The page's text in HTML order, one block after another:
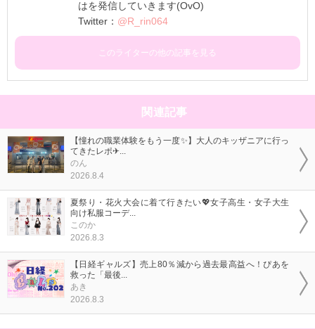
はを発信していきます(OvO)
Twitter： @R_rin064
このライターの他の記事を見る
関連記事
【憧れの職業体験をもう一度✨】大人のキッザニアに行っ
てきたレポ✈...
のん
2026.8.4
夏祭り・花火大会に着て行きたい💖女子高生・女子大生
向け私服コーデ...
このか
2026.8.3
【日経ギャルズ】売上80％減から過去最高益へ！ぴあを
救った「最後...
あき
2026.8.3